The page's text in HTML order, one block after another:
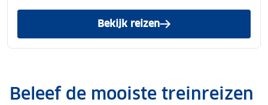
Bekijk reizen
Beleef de mooiste treinreizen